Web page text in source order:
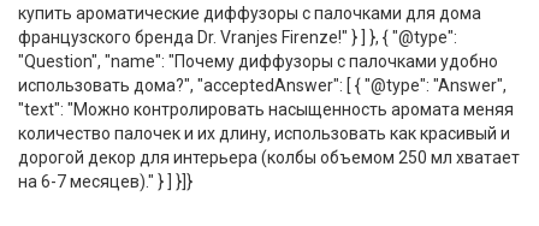
купить ароматические диффузоры с палочками для дома
французского бренда Dr. Vranjes Firenze!" } ] }, { "@type":
"Question", "name": "Почему диффузоры с палочками удобно
использовать дома?", "acceptedAnswer": [ { "@type": "Answer",
"text": "Можно контролировать насыщенность аромата меняя
количество палочек и их длину, использовать как красивый и
дорогой декор для интерьера (колбы объемом 250 мл хватает
на 6-7 месяцев)." } ] }]}